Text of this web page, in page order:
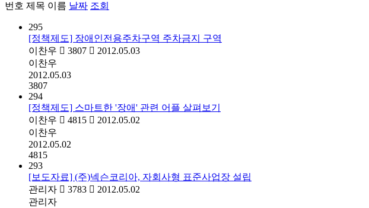
번호 제목 이름 날짜 조회
295
[정책제도] 장애인전용주차구역 주차금지 구역
이찬우
3807
2012.05.03
이찬우
2012.05.03
3807
294
[정책제도] 스마트한 '장애' 관련 어플 살펴보기
이찬우
4815
2012.05.02
이찬우
2012.05.02
4815
293
[보도자료] (주)넥슨코리아, 자회사형 표준사업장 설립
관리자
3783
2012.05.02
관리자